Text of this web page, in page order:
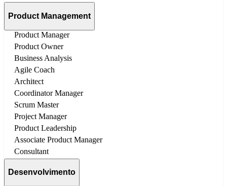
Product Management
Product Manager
Product Owner
Business Analysis
Agile Coach
Architect
Coordinator Manager
Scrum Master
Project Manager
Product Leadership
Associate Product Manager
Consultant
Desenvolvimento